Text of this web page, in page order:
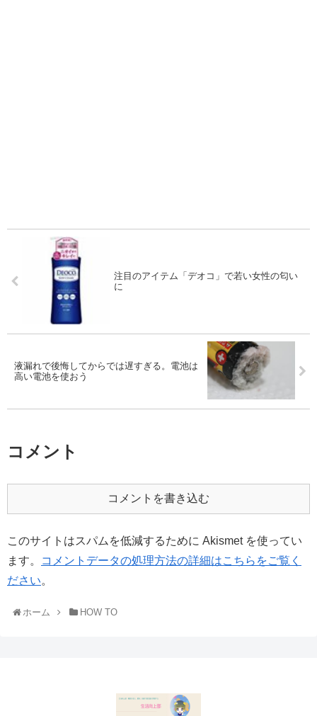
注目のアイテム「デオコ」で若い女性の匂い
に
液漏れで後悔してからでは遅すぎる。電池は
高い電池を使おう
コメント
コメントを書き込む
このサイトはスパムを低減するために Akismet を使ってい
ます。
コメントデータの処理方法の詳細はこちらをご覧く
ださい。
ホーム HOW TO